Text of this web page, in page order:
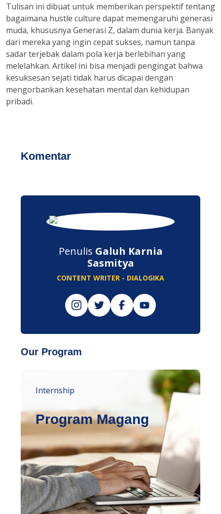
Tulisan ini dibuat untuk memberikan perspektif tentang
bagaimana hustle culture dapat memengaruhi generasi
muda, khususnya Generasi Z, dalam dunia kerja. Banyak
dari mereka yang ingin cepat sukses, namun tanpa
sadar terjebak dalam pola kerja berlebihan yang
melelahkan. Artikel ini bisa menjadi pengingat bahwa
kesuksesan sejati tidak harus dicapai dengan
mengorbankan kesehatan mental dan kehidupan
pribadi.
Komentar
Penulis Galuh Karnia
Sasmitya
CONTENT WRITER - DIALOGIKA
Our Program
Internship
Program Magang